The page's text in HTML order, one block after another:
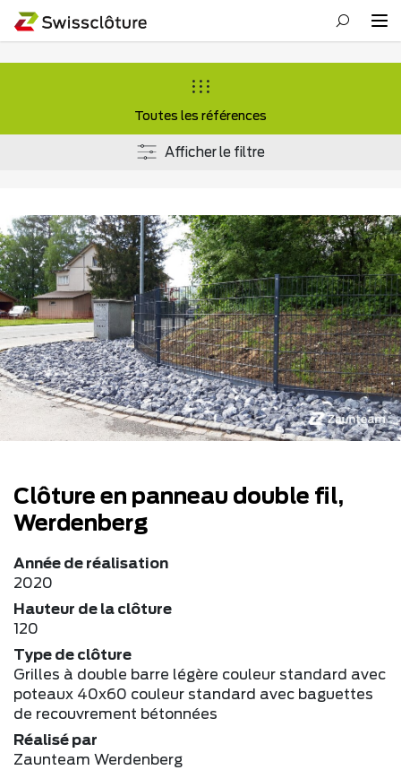
Toutes les références
Afficher le filtre
Clôture en panneau double fil,
Werdenberg
Année de réalisation
2020
Hauteur de la clôture
120
Type de clôture
Grilles à double barre légère couleur standard avec
poteaux 40x60 couleur standard avec baguettes
de recouvrement bétonnées
Réalisé par
Zaunteam Werdenberg